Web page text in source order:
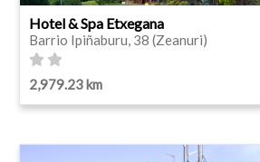
Hotel & Spa Etxegana
Barrio Ipiñaburu, 38 (Zeanuri)
2,979.23 km